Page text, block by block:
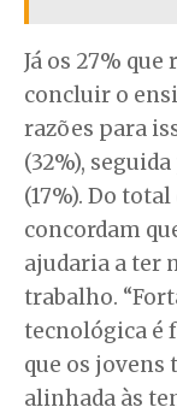
Já os 27%
concluir o
razões para
(32%),
(17%). Do
concordam
ajudaria a ter
trabalho.
tecnológica é
que os jovens
alinhada às